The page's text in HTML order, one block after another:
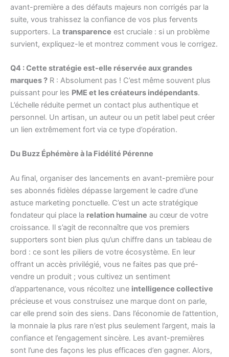
avant-première a des défauts majeurs non corrigés par la
suite, vous trahissez la confiance de vos plus fervents
supporters. La transparence est cruciale : si un problème
survient, expliquez-le et montrez comment vous le corrigez.
Q4 : Cette stratégie est-elle réservée aux grandes
marques ? R : Absolument pas ! C’est même souvent plus
puissant pour les PME et les créateurs indépendants.
L’échelle réduite permet un contact plus authentique et
personnel. Un artisan, un auteur ou un petit label peut créer
un lien extrêmement fort via ce type d’opération.
Du Buzz Éphémère à la Fidélité Pérenne
Au final, organiser des lancements en avant-première pour
ses abonnés fidèles dépasse largement le cadre d’une
astuce marketing ponctuelle. C’est un acte stratégique
fondateur qui place la relation humaine au cœur de votre
croissance. Il s’agit de reconnaître que vos premiers
supporters sont bien plus qu’un chiffre dans un tableau de
bord : ce sont les piliers de votre écosystème. En leur
offrant un accès privilégié, vous ne faites pas que pré-
vendre un produit ; vous cultivez un sentiment
d’appartenance, vous récoltez une intelligence collective
précieuse et vous construisez une marque dont on parle,
car elle prend soin des siens. Dans l’économie de l’attention,
la monnaie la plus rare n’est plus seulement l’argent, mais la
confiance et l’engagement sincère. Les avant-premières
sont l’une des façons les plus efficaces d’en gagner. Alors,